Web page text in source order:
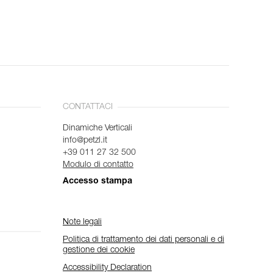
CONTATTACI
Dinamiche Verticali
info@petzl.it
+39 011 27 32 500
Modulo di contatto
Accesso stampa
Note legali
Politica di trattamento dei dati personali e di
gestione dei cookie
Accessibility Declaration